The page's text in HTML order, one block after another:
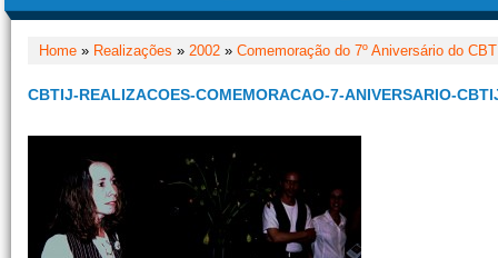
Home » Realizações » 2002 » Comemoração do 7º Aniversário do
CBTIJ-REALIZACOES-COMEMORACAO-7-ANIVERSARIO-